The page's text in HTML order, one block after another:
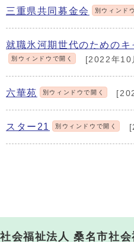
三重県共同募金会 別ウィンド
就職氷河期世代のための
別ウィンドウで開く [2022年10
六華苑 別ウィンドウで開く
スター21 別ウィンドウで開く
社会福祉法人 桑名市社